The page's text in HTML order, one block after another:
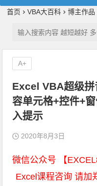
首页
VBA大百科 博主作品
Excel VBA超级拼
容单元格+控件+
入提示
2020年8月3日
微信公众号 【
Excel课程咨询 请加
A+